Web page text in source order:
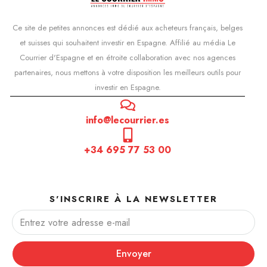
Ce site de petites annonces est dédié aux acheteurs français, belges
et suisses qui souhaitent investir en Espagne. Affilié au média Le
Courrier d'Espagne et en étroite collaboration avec nos agences
partenaires, nous mettons à votre disposition les meilleurs outils pour
investir en Espagne.
info@lecourrier.es
+34 695 77 53 00
S'INSCRIRE À LA NEWSLETTER
Envoyer